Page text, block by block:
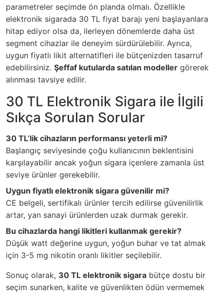
parametreler seçimde ön planda olmalı. Özellikle
elektronik sigarada 30 TL fiyat barajı yeni başlayanlara
hitap ediyor olsa da, ilerleyen dönemlerde daha üst
segment cihazlar ile deneyim sürdürülebilir. Ayrıca,
uygun fiyatlı likit alternatifleri ile bütçenizden tasarruf
edebilirsiniz. Şeffaf kutularda satılan modeller görerek
alınması tavsiye edilir.
30 TL Elektronik Sigara ile İlgili
Sıkça Sorulan Sorular
30 TL’lik cihazların performansı yeterli mi?
Başlangıç seviyesinde çoğu kullanıcının beklentisini
karşılayabilir ancak yoğun sigara içenlere zamanla üst
seviye ürünler gerekebilir.
Uygun fiyatlı elektronik sigara güvenilir mi?
CE belgeli, sertifikalı ürünler tercih edilirse güvenilirlik
artar, yan sanayi ürünlerden uzak durmak gerekir.
Bu cihazlarda hangi likitleri kullanmak gerekir?
Düşük watt değerine uygun, yoğun buhar ve tat almak
için 3-5 mg nikotin oranlı likitler seçilebilir.
Sonuç olarak, 30 TL elektronik sigara bütçe dostu bir
seçim sunarken, kalite ve güvenlikten ödün vermemek